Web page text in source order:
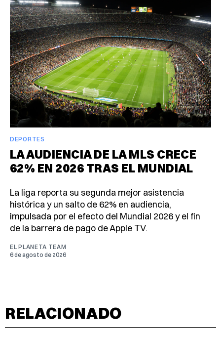
DEPORTES
LA AUDIENCIA DE LA MLS CRECE
62% EN 2026 TRAS EL MUNDIAL
La liga reporta su segunda mejor asistencia
histórica y un salto de 62% en audiencia,
impulsada por el efecto del Mundial 2026 y el fin
de la barrera de pago de Apple TV.
EL PLANETA TEAM
6 de agosto de 2026
RELACIONADO